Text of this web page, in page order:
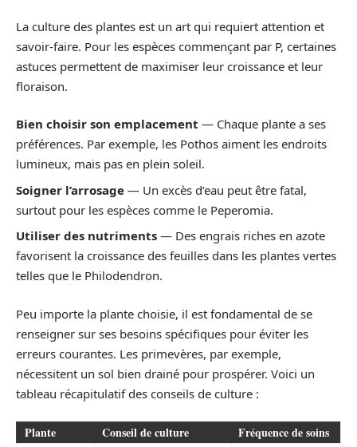
La culture des plantes est un art qui requiert attention et
savoir-faire. Pour les espèces commençant par P, certaines
astuces permettent de maximiser leur croissance et leur
floraison.
Bien choisir son emplacement — Chaque plante a ses
préférences. Par exemple, les Pothos aiment les endroits
lumineux, mais pas en plein soleil.
Soigner l’arrosage — Un excès d’eau peut être fatal,
surtout pour les espèces comme le Peperomia.
Utiliser des nutriments — Des engrais riches en azote
favorisent la croissance des feuilles dans les plantes vertes
telles que le Philodendron.
Peu importe la plante choisie, il est fondamental de se
renseigner sur ses besoins spécifiques pour éviter les
erreurs courantes. Les primevères, par exemple,
nécessitent un sol bien drainé pour prospérer. Voici un
tableau récapitulatif des conseils de culture :
Plante Conseil de culture Fréquence de soins